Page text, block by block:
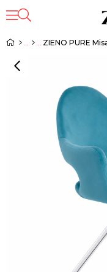
ZIENO PURE
›